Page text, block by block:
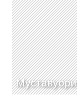
Муставуори